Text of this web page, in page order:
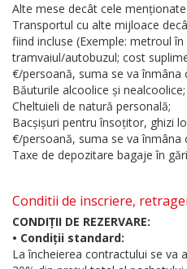
Alte mese decât cele
Transportul cu alte mijloace
fiind incluse (Exemple: metroul
tramvaiul/autobuzul; cost
€/persoană, suma se va înmâna
Băuturile alcoolice și nealcoolice;
Cheltuieli de natură personală;
Bacșișuri pentru însoțitor, ghizi
€/persoană, suma se va înmâna
Taxe de depozitare bagaje în
Conditii de inscriere,
CONDIȚII DE REZERVARE:
• Condiții standard:
La încheierea contractului se va